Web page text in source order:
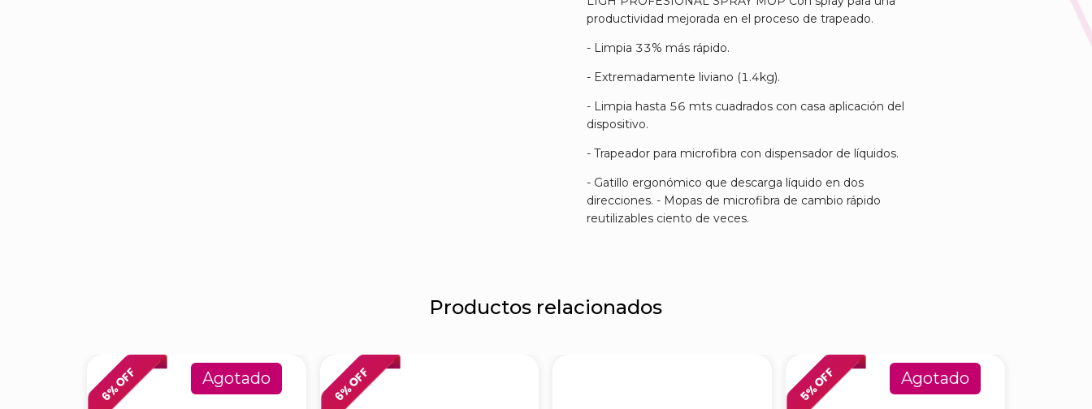
productividad mejorada en el proceso de trapeado.
- Limpia 33% más rápido.
- Extremadamente liviano (1.4kg).
- Limpia hasta 56 mts cuadrados con casa aplicación del
dispositivo.
- Trapeador para microfibra con dispensador de líquidos.
- Gatillo ergonómico que descarga líquido en dos
direcciones. - Mopas de microfibra de cambio rápido
reutilizables ciento de veces.
Productos relacionados
6
% OFF Agotado
6
% OFF 5
% OFF Agotado